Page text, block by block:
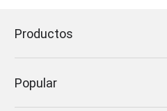
Productos
Popular